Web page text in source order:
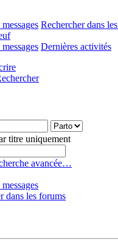
Rechercher dans
Dernières activités
titre uniquement
avancée…
dans les forums